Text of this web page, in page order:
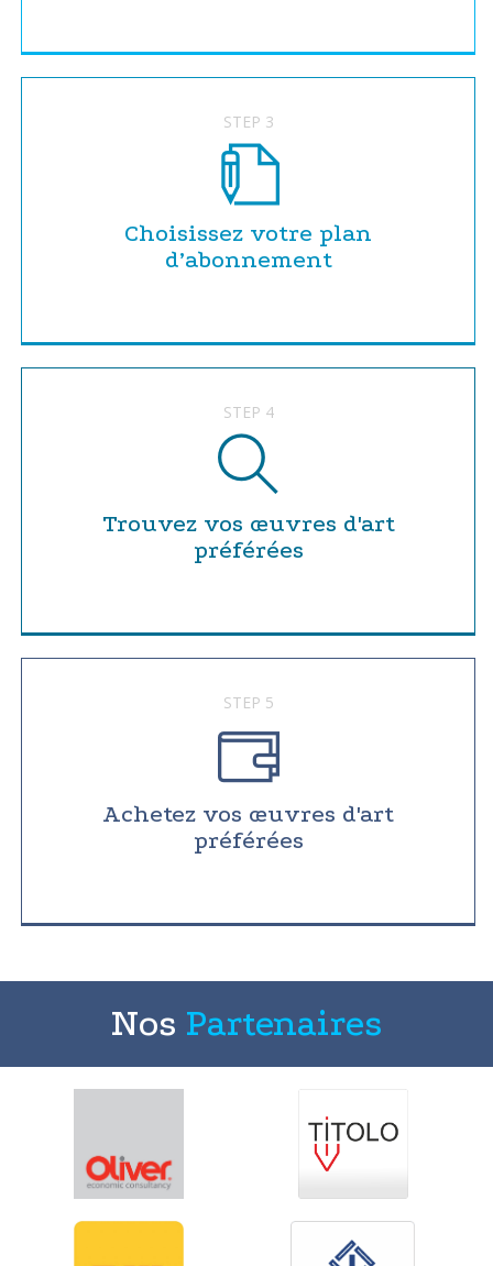
STEP 3
Choisissez votre plan
d’abonnement
STEP 4
Trouvez vos œuvres d'art
préférées
STEP 5
Achetez vos œuvres d'art
préférées
Nos Partenaires